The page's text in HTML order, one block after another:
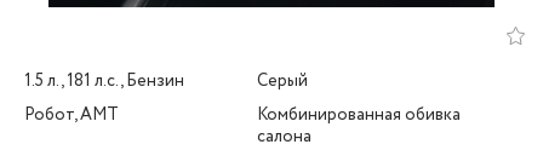
1.5 л., 181 л.с., Бензин
Робот, AMT
Серый
Комбинированная обивка
салона